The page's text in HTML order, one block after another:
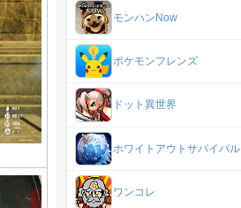
モンハンNow
ポケモンフレンズ
ドット異世界
ホワイトアウトサバイバル
ワンコレ